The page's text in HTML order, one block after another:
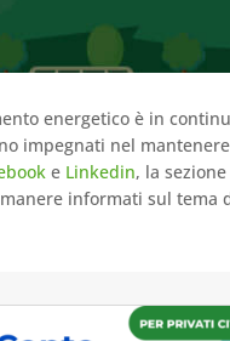
energetico è in
impegnati nel
e Linkedin, la
informati sul tema